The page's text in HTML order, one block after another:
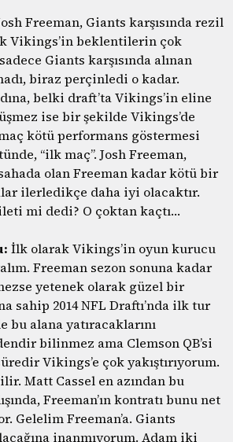
Freeman, Giants karşısında rezil
Vikings’in beklentilerin çok
Giants karşısında alınan
biraz perçinledi o kadar.
belki draft’ta Vikings’in eline
ise bir şekilde Vikings’de
kötü performans göstermesi
“ilk maç”. Josh Freeman,
olan Freeman kadar kötü bir
ilerledikçe daha iyi olacaktır.
mi dedi? O çoktan kaçtı…
İlk olarak Vikings’in oyun kurucu
Freeman sezon sonuna kadar
yetenek olarak güzel bir
sahip 2014 NFL Draftı’nda ilk tur
bu alana yatıracaklarını
bilinmez ama Clemson QB’si
Vikings’e çok yakıştırıyorum.
Matt Cassel en azından bu
Freeman’ın kontratı bunu net
Gelelim Freeman’a. Giants
inanmıyorum. Adam iki